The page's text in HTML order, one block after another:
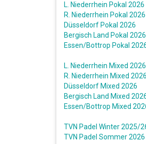
L. Niederrhein Pokal 2026
R. Niederrhein Pokal 2026
Düsseldorf Pokal 2026
Bergisch Land Pokal 2026
Essen/Bottrop Pokal
L. Niederrhein Mixed 2026
R. Niederrhein Mixed 2026
Düsseldorf Mixed 2026
Bergisch Land Mixed
Essen/Bottrop Mixed
TVN Padel Winter 2025/
TVN Padel Sommer 2026